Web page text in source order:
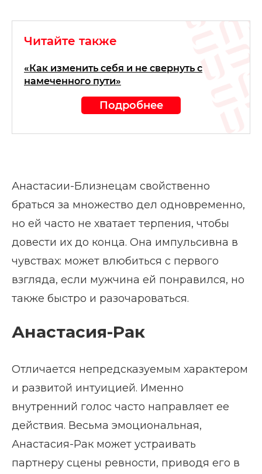
Читайте также
«Как изменить себя и не свернуть с
намеченного пути»
Подробнее
Анастасии-Близнецам свойственно
браться за множество дел одновременно,
но ей часто не хватает терпения, чтобы
довести их до конца. Она импульсивна в
чувствах: может влюбиться с первого
взгляда, если мужчина ей понравился, но
также быстро и разочароваться.
Анастасия-Рак
Отличается непредсказуемым характером
и развитой интуицией. Именно
внутренний голос часто направляет ее
действия. Весьма эмоциональная,
Анастасия-Рак может устраивать
партнеру сцены ревности, приводя его в